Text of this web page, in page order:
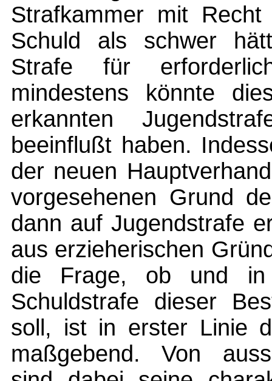
Strafkammer mit
Schuld als schwer
Strafe für
mindestens könnte
erkannten
beeinflußt haben.
der neuen
vorgesehenen Grund
dann auf Jugendstrafe
aus erzieherischen
die Frage, ob und in
Schuldstrafe dieser
soll, ist in erster Linie
maßgebend. Von